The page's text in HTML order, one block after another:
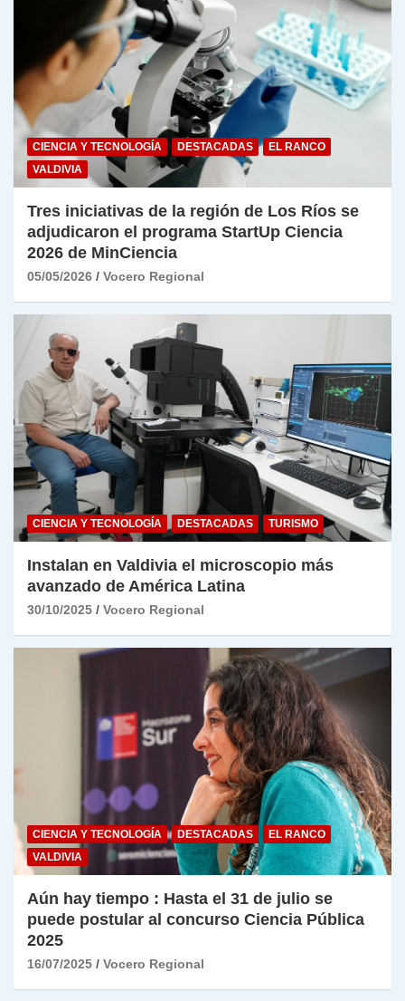
CIENCIA Y TECNOLOGÍA DESTACADAS
EL RANCO
VALDIVIA
Tres iniciativas de la región de Los Ríos se
adjudicaron el programa StartUp Ciencia
2026 de MinCiencia
05/05/2026 Vocero Regional
CIENCIA Y TECNOLOGÍA DESTACADAS TURISMO
Instalan en Valdivia el microscopio más
avanzado de América Latina
30/10/2025 Vocero Regional
CIENCIA Y TECNOLOGÍA DESTACADAS
EL RANCO
VALDIVIA
Aún hay tiempo : Hasta el 31 de julio se
puede postular al concurso Ciencia Pública
2025
16/07/2025 Vocero Regional